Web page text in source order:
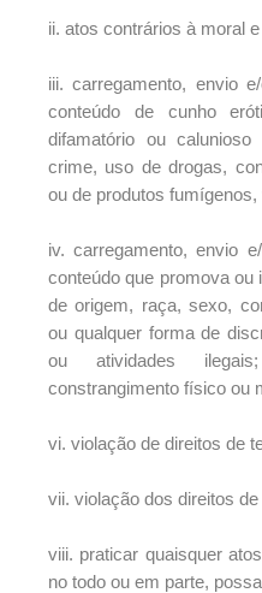
ii. atos contrários à moral
iii. carregamento, envio
conteúdo de cunho
difamatório ou
crime, uso de drogas,
ou de produtos
iv. carregamento, envio
conteúdo que promova
de origem, raça, sexo,
ou qualquer forma de
ou atividades
constrangimento físico ou
vi. violação de direitos de
vii. violação dos direitos
viii. praticar quaisquer
no todo ou em parte,